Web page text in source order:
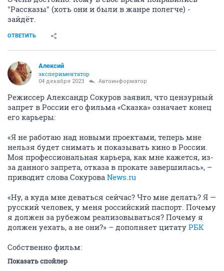
"Рассказы" (хоть они и были в жанре полегче) -
зайдёт.
ОТВЕТИТЬ
Алексий
экспериментатор
04 декабря 2023 Автоинформатор
Режиссер Александр Сокуров заявил, что цензурный
запрет в России его фильма «Сказка» означает конец
его карьеры:
«Я не работаю над новыми проектами, теперь мне
нельзя будет снимать и показывать кино в России.
Моя профессиональная карьера, как мне кажется, из-
за данного запрета, отказа в прокате завершилась», –
приводит слова Сокурова News.ru
«Ну, а куда мне деваться сейчас? Что мне делать? Я —
русский человек, у меня российский паспорт. Почему
я должен за рубежом реализовываться? Почему я
должен уехать, а не они?» – дополняет цитату РБК
Собственно фильм:
Показать спойлер